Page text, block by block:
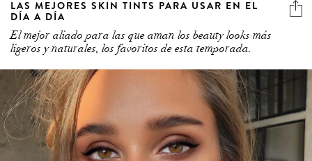
LAS MEJORES SKIN TINTS PARA USAR EN EL
DÍA A DÍA
El mejor aliado para las que aman los beauty looks más
ligeros y naturales, los favoritos de esta temporada.